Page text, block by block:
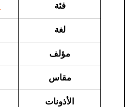
فئة
لغة
مؤلف
مقاس
الأذونات